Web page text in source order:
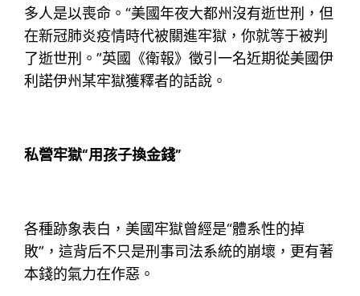
多人是以喪命。“美國年夜大都州沒有逝世刑，但
在新冠肺炎疫情時代被關進牢獄，你就等于被判
了逝世刑。”英國《衛報》徵引一名近期從美國伊
利諾伊州某牢獄獲釋者的話說。
私營牢獄“用孩子換金錢”
各種跡象表白，美國牢獄曾經是“體系性的掉
敗”，這背后不只是刑事司法系統的崩壞，更有著
本錢的氣力在作惡。